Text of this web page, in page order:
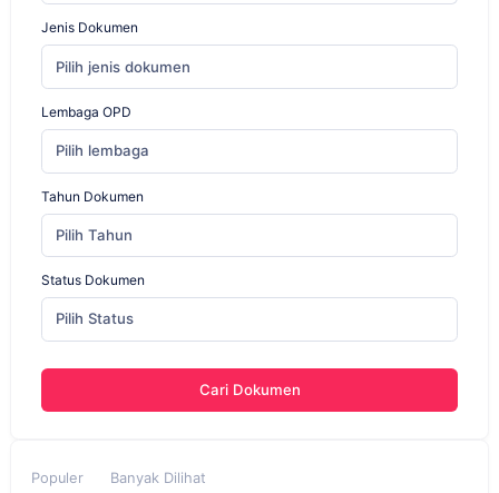
Jenis Dokumen
Pilih jenis dokumen
Lembaga OPD
Pilih lembaga
Tahun Dokumen
Pilih Tahun
Status Dokumen
Pilih Status
Cari Dokumen
Populer Banyak Dilihat